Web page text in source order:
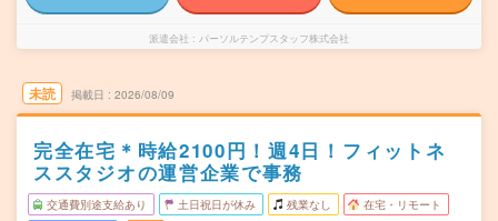
派遣会社 パーソルテンプスタッフ株式会社
未読 掲載日 2026/08/09
完全在宅＊時給2100円！週4日！フィットネ
ススタジオの運営企業で事務
交通費別途支給あり 土日祝日が休み 残業なし 在宅・リモート